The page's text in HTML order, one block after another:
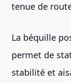
tenue de
La béquille
permet de
stabilité et